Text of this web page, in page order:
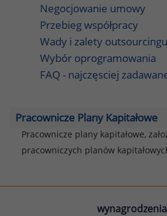
Negocjowanie umowy
Przebieg współpracy
Wady i zalety outsourcingu
Wybór oprogramowania
FAQ - najczęsciej
Pracownicze Plany Kapitałowe
Pracownicze plany kapitałowe,
pracowniczych planów